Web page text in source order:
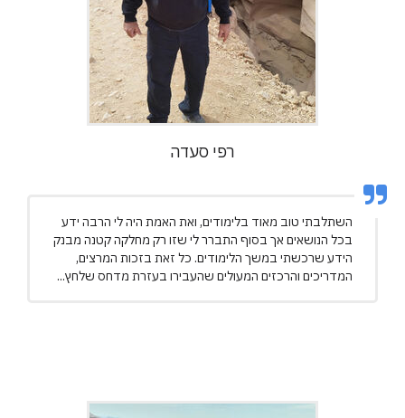
רפי סעדה
השתלבתי טוב מאוד בלימודים, ואת האמת היה לי הרבה ידע
בכל הנושאים אך בסוף התברר לי שזו רק מחלקה קטנה מבנק
הידע שרכשתי במשך הלימודים. כל זאת בזכות המרצים,
המדריכים והרכזים המעולים שהעבירו בעזרת מדחס שלחץ...